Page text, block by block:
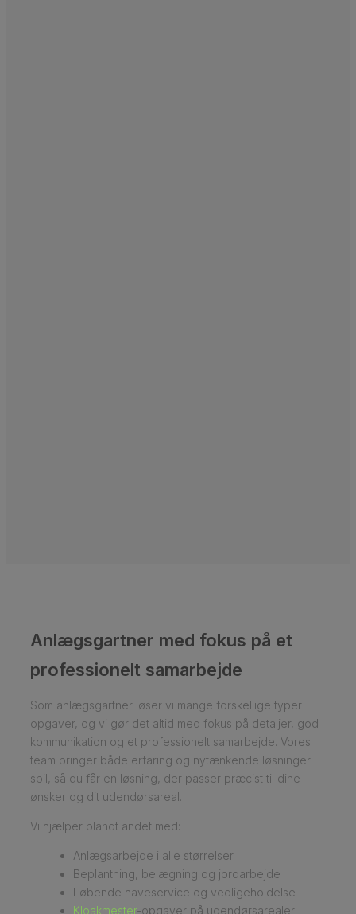
Anlægsgartner med fokus på et
professionelt samarbejde
Som anlægsgartner løser vi mange forskellige typer
opgaver, og vi gør det altid med fokus på detaljer, god
kommunikation og et professionelt samarbejde. Vores
team bringer både erfaring og nytænkende løsninger i
spil, så du får en løsning, der passer præcist til dine
ønsker og dit udendørsareal.
Vi hjælper blandt andet med:
Anlægsarbejde i alle størrelser
Beplantning, belægning og jordarbejde
Løbende haveservice og vedligeholdelse
Kloakmester-opgaver på udendørsarealer